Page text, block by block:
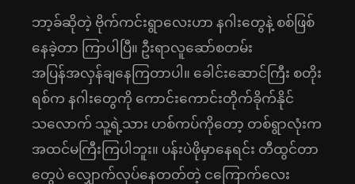
ဘာ့ခ်ဆိုတဲ့ ဗိုက်ကင်းရွာလေးဟာ နဂါးတွေနဲ့ စစ်ဖြစ်
နေခဲ့တာ ကြာပါပြီ။ ဦးရာလူဆော်စတမ်း
အပြန်အလှန်ချနေကြတာပါ။ ခေါင်းဆောင်ကြီး စတိုး
ရစ်က နဂါးတွေကို ကောင်းကောင်းတိုက်ခိုက်နိုင်
သလောက် သူ့ရဲ့သား ဟစ်ကပ်ကိုတော့ တစ်ရွာလုံးက
အထင်မကြီးကြပါဘူး။ ပန်းပဲဖိုမှာနေရင်း တီထွင်တာ
တွေပဲ လျှောက်လုပ်နေတတ်တဲ့ ငကြောက်လေး